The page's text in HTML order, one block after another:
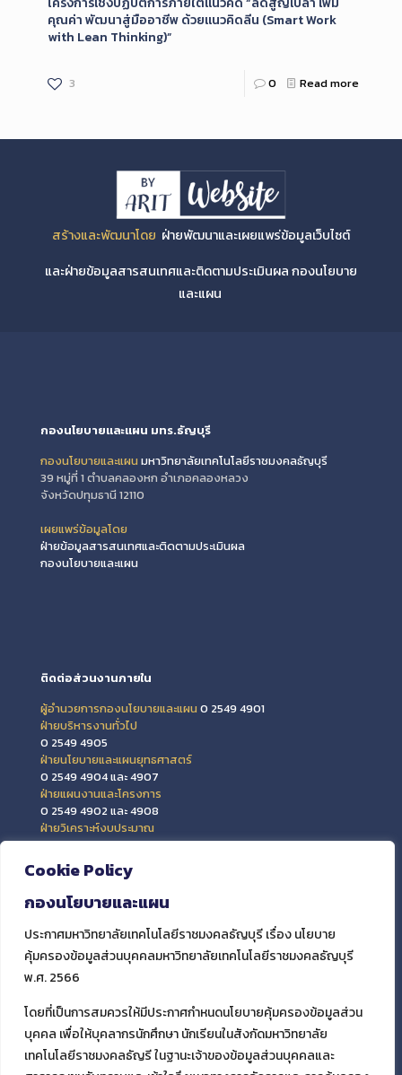
Cookie Policy
กองนโยบายและแผน
ประกาศมหาวิทยาลัยเทคโนโลยีราชมงคลธัญบุรี เรื่อง นโยบาย
คุ้มครองข้อมูลส่วนบุคคลมหาวิทยาลัยเทคโนโลยีราชมงคลธัญบุรี
พ.ศ. 2566
โดยที่เป็นการสมควรให้มีประกาศกำหนดนโยบายคุ้มครองข้อมูลส่วน
บุคคล เพื่อให้บุคลากรนักศึกษา นักเรียนในสังกัดมหาวิทยาลัย
เทคโนโลยีราชมงคลธัญรี ในฐานะเจ้าของข้อมูลส่วนบุคคลและ
คุณค่า พัฒนาสู่มืออาชีพ ด้วยแนวคิดลีน (Smart Work
with Lean Thinking)”
3 0 Read more
สร้างและพัฒนาโดย ฝ่ายพัฒนาและเผยแพร่ข้อมูลเว็บไซต์
และฝ่ายข้อมูลสารสนเทศและติดตามประเมินผล กองนโยบาย
และแผน
กองนโยบายและแผน มทร.ธัญบุรี
กองนโยบายและแผน มหาวิทยาลัยเทคโนโลยีราชมงคลธัญบุรี
39 หมู่ที่ 1 ตำบลคลองหก อำเภอคลองหลวง
จังหวัดปทุมธานี 12110
เผยแพร่ข้อมูลโดย
ฝ่ายข้อมูลสารสนเทศและติดตามประเมินผล
กองนโยบายและแผน
ติดต่อส่วนงานภายใน
ผู้อำนวยการกองนโยบายและแผน 0 2549 4901
ฝ่ายบริหารงานทั่วไป
0 2549 4905
ฝ่ายนโยบายและแผนยุทธศาสตร์
0 2549 4904 และ 4907
ฝ่ายแผนงานและโครงการ
0 2549 4902 และ 4908
ฝ่ายวิเคราะห์งบประมาณ
0 2549 4903 และ 4909
ฝ่ายข้อมูลสารสนเทศและติดตามประเมินผล
0 2549 4906